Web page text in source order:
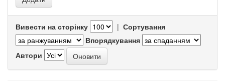
Вивести на сторінку | Сортування
Впорядкування
Автори